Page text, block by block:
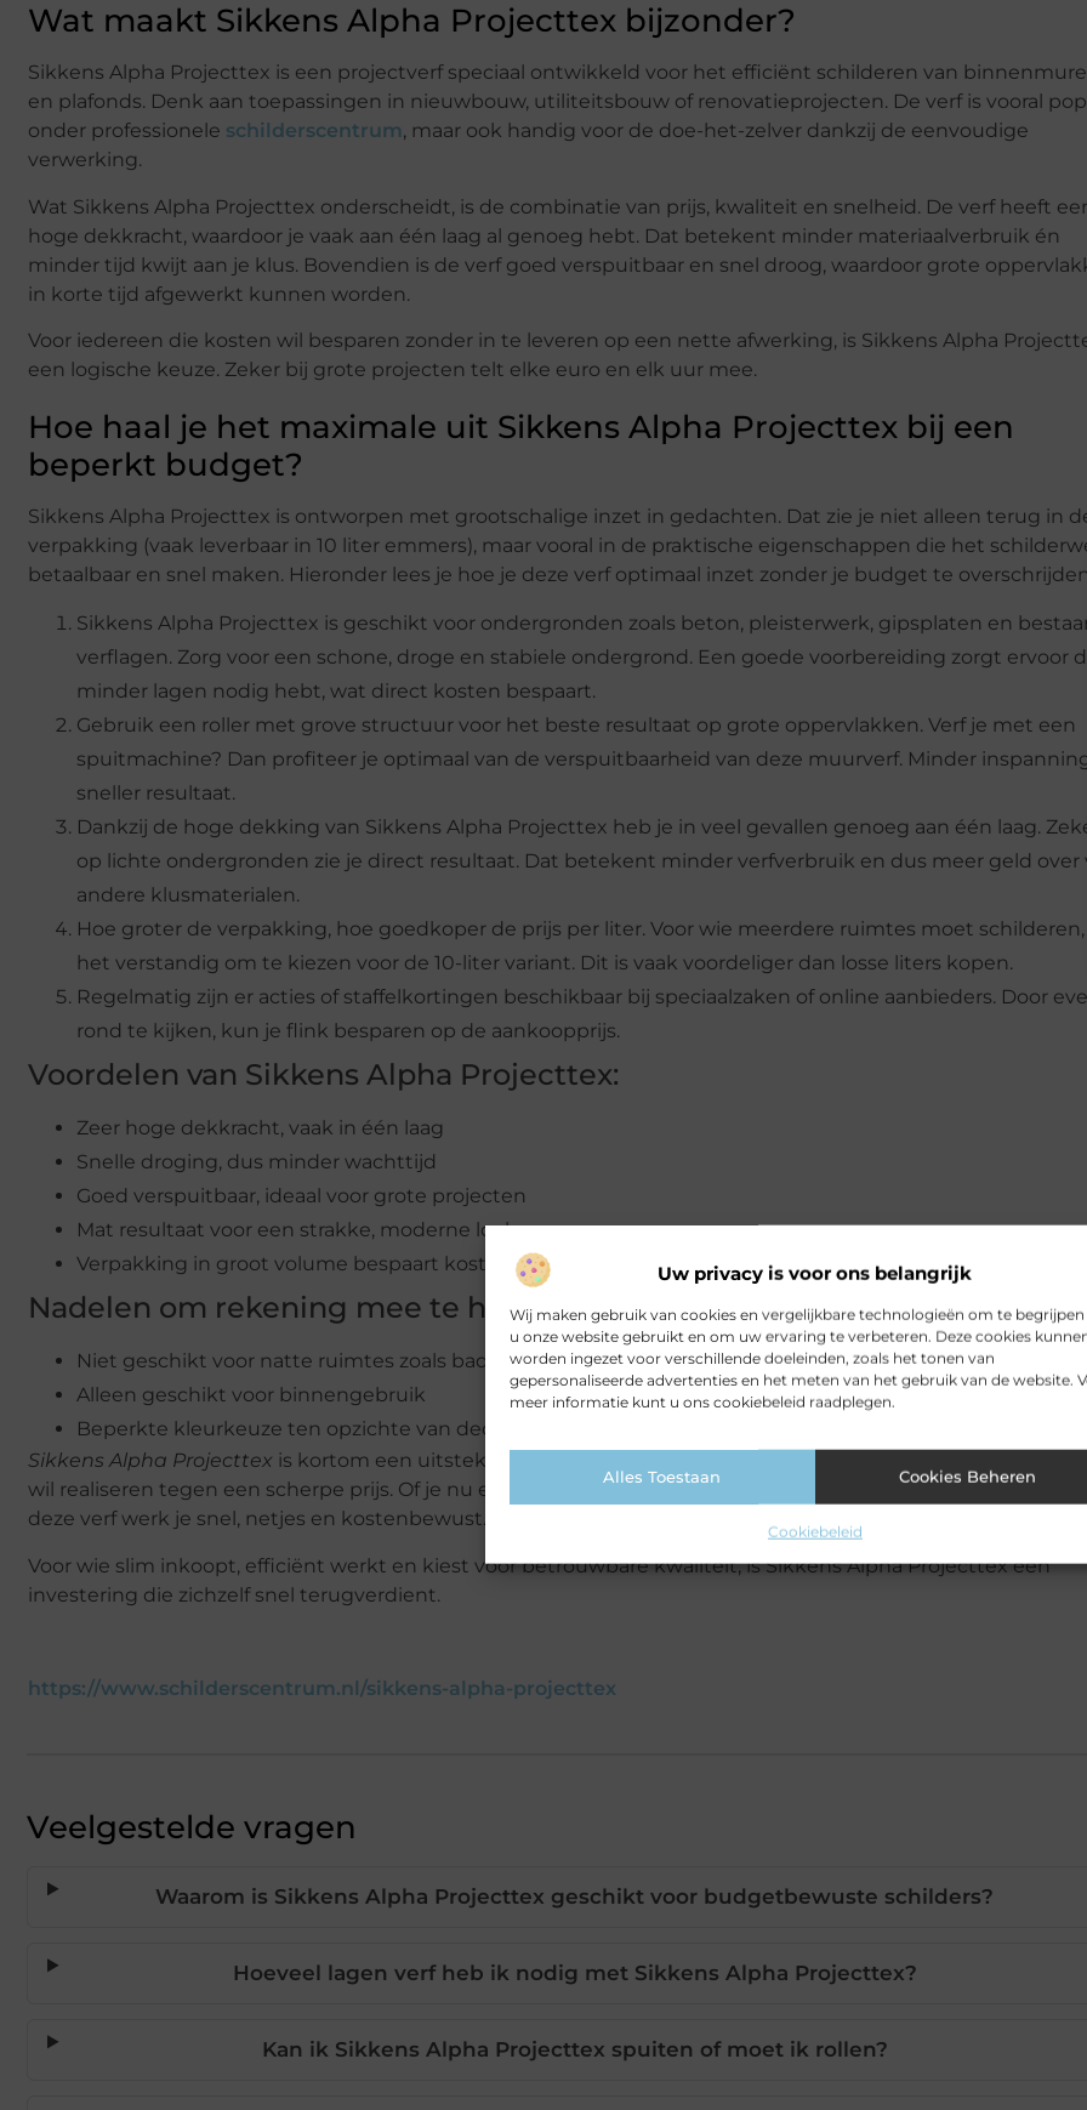
Uw privacy is voor ons belangrijk
Wij maken gebruik van cookies en vergelijkbare technologieën om te
u onze website gebruikt en om uw ervaring te verbeteren. Deze cookies
worden ingezet voor verschillende doeleinden, zoals het tonen van
gepersonaliseerde advertenties en het meten van het gebruik van de website.
meer informatie kunt u ons cookiebeleid raadplegen.
Alles Toestaan Cookies Beheren
Cookiebeleid
Wat maakt Sikkens Alpha Projecttex bijzonder?
Sikkens Alpha Projecttex is een projectverf speciaal ontwikkeld voor het efficiënt schilderen van
en plafonds. Denk aan toepassingen in nieuwbouw, utiliteitsbouw of renovatieprojecten. De verf is vooral
onder professionele schilderscentrum, maar ook handig voor de doe-het-zelver dankzij de eenvoudige
verwerking.
Wat Sikkens Alpha Projecttex onderscheidt, is de combinatie van prijs, kwaliteit en snelheid. De verf heeft
hoge dekkracht, waardoor je vaak aan één laag al genoeg hebt. Dat betekent minder materiaalverbruik én
minder tijd kwijt aan je klus. Bovendien is de verf goed verspuitbaar en snel droog, waardoor grote
in korte tijd afgewerkt kunnen worden.
Voor iedereen die kosten wil besparen zonder in te leveren op een nette afwerking, is Sikkens Alpha
een logische keuze. Zeker bij grote projecten telt elke euro en elk uur mee.
Hoe haal je het maximale uit Sikkens Alpha Projecttex bij een
beperkt budget?
Sikkens Alpha Projecttex is ontworpen met grootschalige inzet in gedachten. Dat zie je niet alleen terug in
verpakking (vaak leverbaar in 10 liter emmers), maar vooral in de praktische eigenschappen die het
betaalbaar en snel maken. Hieronder lees je hoe je deze verf optimaal inzet zonder je budget te
Sikkens Alpha Projecttex is geschikt voor ondergronden zoals beton, pleisterwerk, gipsplaten en
verflagen. Zorg voor een schone, droge en stabiele ondergrond. Een goede voorbereiding zorgt ervoor
minder lagen nodig hebt, wat direct kosten bespaart.
Gebruik een roller met grove structuur voor het beste resultaat op grote oppervlakken. Verf je met een
spuitmachine? Dan profiteer je optimaal van de verspuitbaarheid van deze muurverf. Minder
sneller resultaat.
Dankzij de hoge dekking van Sikkens Alpha Projecttex heb je in veel gevallen genoeg aan één laag.
op lichte ondergronden zie je direct resultaat. Dat betekent minder verfverbruik en dus meer geld over
andere klusmaterialen.
Hoe groter de verpakking, hoe goedkoper de prijs per liter. Voor wie meerdere ruimtes moet schilderen,
het verstandig om te kiezen voor de 10-liter variant. Dit is vaak voordeliger dan losse liters kopen.
Regelmatig zijn er acties of staffelkortingen beschikbaar bij speciaalzaken of online aanbieders. Door
rond te kijken, kun je flink besparen op de aankoopprijs.
Voordelen van Sikkens Alpha Projecttex:
Zeer hoge dekkracht, vaak in één laag
Snelle droging, dus minder wachttijd
Goed verspuitbaar, ideaal voor grote projecten
Mat resultaat voor een strakke, moderne look
Verpakking in groot volume bespaart kosten per vierkante meter
Nadelen om rekening mee te houden:
Niet geschikt voor natte ruimtes zoals badkamers
Alleen geschikt voor binnengebruik
Beperkte kleurkeuze ten opzichte van decoratieve verven
Sikkens Alpha Projecttex is kortom een uitstekende keuze voor iedereen die professioneel ogend
wil realiseren tegen een scherpe prijs. Of je nu een woning renoveert of een nieuwbouwproject oplevert, met
deze verf werk je snel, netjes en kostenbewust.
Voor wie slim inkoopt, efficiënt werkt en kiest voor betrouwbare kwaliteit, is Sikkens Alpha Projecttex een
investering die zichzelf snel terugverdient.
https://www.schilderscentrum.nl/sikkens-alpha-projecttex
Veelgestelde vragen
Waarom is Sikkens Alpha Projecttex geschikt voor budgetbewuste schilders?
Hoeveel lagen verf heb ik nodig met Sikkens Alpha Projecttex?
Kan ik Sikkens Alpha Projecttex spuiten of moet ik rollen?